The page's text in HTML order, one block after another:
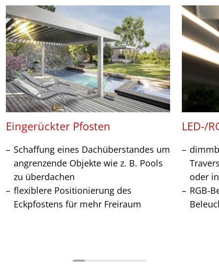
Eingerückter Pfosten
Schaffung eines Dachüberstandes um
angrenzende Objekte wie z. B. Pools
zu überdachen
flexiblere Positionierung des
Eckpfostens für mehr Freiraum
LED-/
oder
RGB-